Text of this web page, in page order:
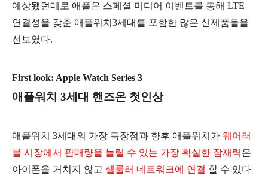
예상됐던데로 애플은 스페셜 미디어 이벤트를 통해 LTE
연결성을 갖춘 애플워치3세대를 포함한 많은 신제품들을
선보였다.
First look: Apple Watch Series 3
애플워치 3세대 핸즈온 첫인상
애플워치 3세대의 가장 특장점과 향후 애플워치가 웨어러
블 시장에서 판매량을 늘릴 수 있는 가장 확실한 잠재력은
아이폰을 거치지 않고 셀룰러 네트워크에 연결 할 수 있다